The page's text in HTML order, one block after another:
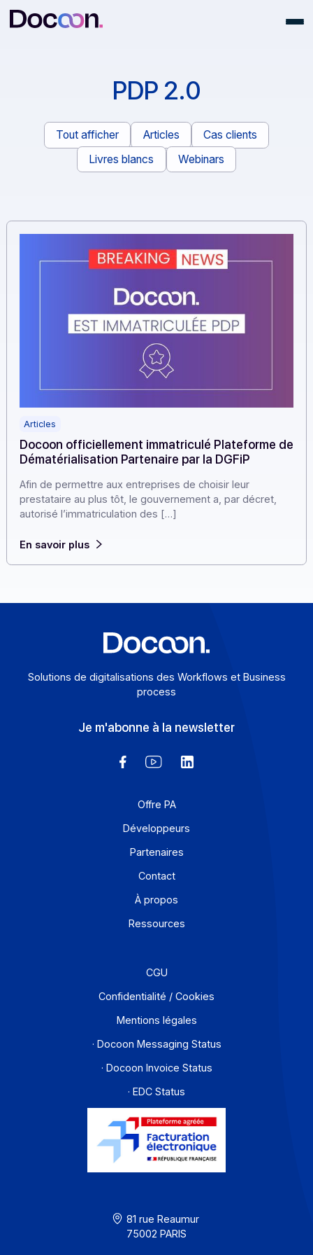
PDP 2.0
Tout afficher Articles
Cas clients
Livres blancs
Webinars
Docoon officiellement immatriculé Plateforme
Dématérialisation Partenaire par la DGFiP
Afin de permettre aux entreprises de choisir leur
prestataire au plus tôt, le gouvernement a, par décret,
En savoir plus
process
Je m'abonne à la newsletter
Développeurs
Contact
À propos
Ressources
Confidentialité / Cookies
Mentions légales
· Docoon Messaging Status
· EDC Status